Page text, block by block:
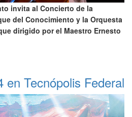
invita al Concierto de la
del Conocimiento y la Orquesta
dirigido por el Maestro Ernesto
en Tecnópolis Federal